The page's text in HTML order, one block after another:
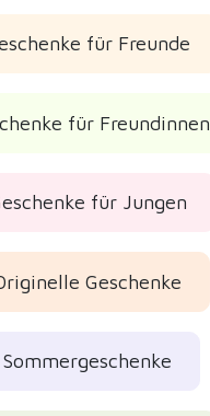
für Freunde
für Freundinnen
für Jungen
Geschenke
Sommergeschenke